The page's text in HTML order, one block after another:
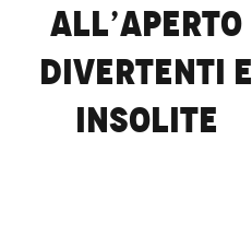
all’aperto
divertenti e
insolite